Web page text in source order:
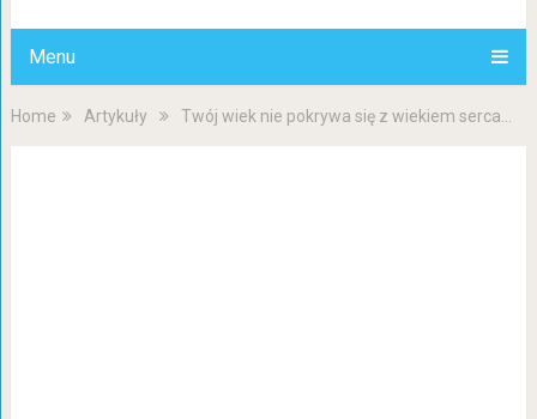
Menu
Home Artykuły Twój wiek nie pokrywa się z wiekiem serca…